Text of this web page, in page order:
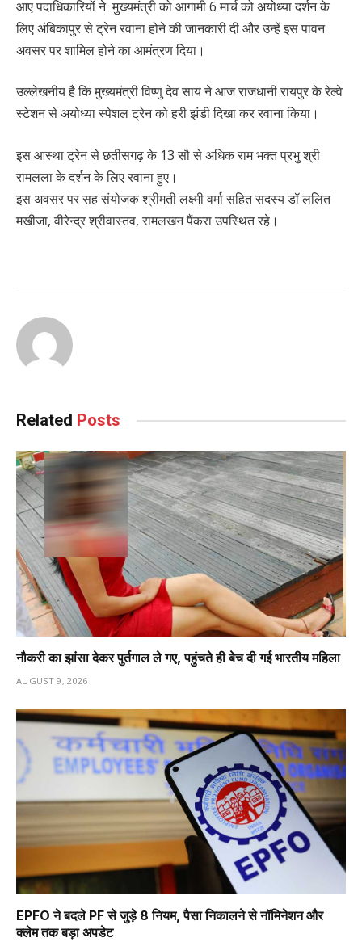
आए पदाधिकारियों ने मुख्यमंत्री को आगामी 6 मार्च को अयोध्या दर्शन के
लिए अंबिकापुर से ट्रेन रवाना होने की जानकारी दी और उन्हें इस पावन
अवसर पर शामिल होने का आमंत्रण दिया।
उल्लेखनीय है कि मुख्यमंत्री विष्णु देव साय ने आज राजधानी रायपुर के रेल्वे
स्टेशन से अयोध्या स्पेशल ट्रेन को हरी झंडी दिखा कर रवाना किया।
इस आस्था ट्रेन से छतीसगढ़ के 13 सौ से अधिक राम भक्त प्रभु श्री
रामलला के दर्शन के लिए रवाना हुए।
इस अवसर पर सह संयोजक श्रीमती लक्ष्मी वर्मा सहित सदस्य डॉ ललित
मखीजा, वीरेन्द्र श्रीवास्तव, रामलखन पैंकरा उपस्थित रहे।
Related Posts
नौकरी का झांसा देकर पुर्तगाल ले गए, पहुंचते ही बेच दी गई भारतीय महिला
AUGUST 9, 2026
EPFO ने बदले PF से जुड़े 8 नियम, पैसा निकालने से नॉमिनेशन और
क्लेम तक बड़ा अपडेट